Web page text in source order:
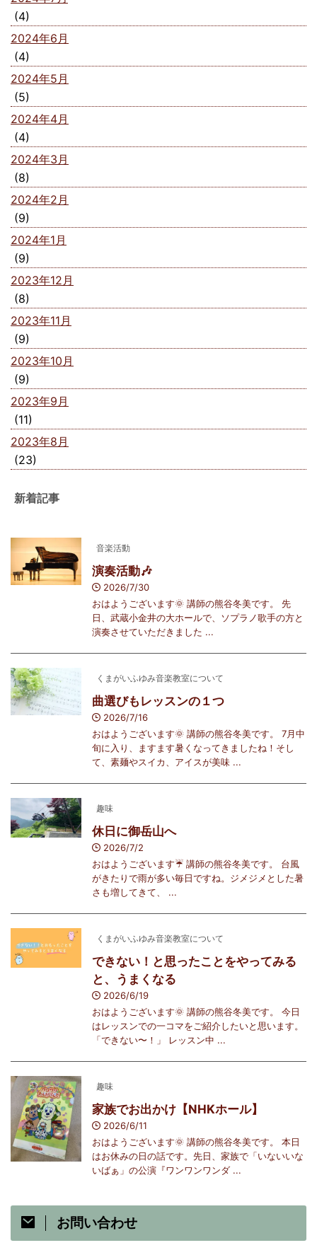
(4)
2024年6月
(4)
2024年5月
(5)
2024年4月
(4)
2024年3月
(8)
2024年2月
(9)
2024年1月
(9)
2023年12月
(8)
2023年11月
(9)
2023年10月
(9)
2023年9月
(11)
2023年8月
(23)
新着記事
音楽活動
演奏活動🎶
2026/7/30
おはようございます🌞 講師の熊谷冬美です。 先
日、武蔵小金井の大ホールで、ソプラノ歌手の方と
演奏させていただきました ...
くまがいふゆみ音楽教室について
曲選びもレッスンの１つ
2026/7/16
おはようございます🌞 講師の熊谷冬美です。 7月中
旬に入り、ますます暑くなってきましたね！そし
て、素麺やスイカ、アイスが美味 ...
趣味
休日に御岳山へ
2026/7/2
おはようございます☔️ 講師の熊谷冬美です。 台風
がきたりで雨が多い毎日ですね。ジメジメとした暑
さも増してきて、 ...
くまがいふゆみ音楽教室について
できない！と思ったことをやってみる
と、うまくなる
2026/6/19
おはようございます🌞 講師の熊谷冬美です。 今日
はレッスンでの一コマをご紹介したいと思います。
「できない〜！」 レッスン中 ...
趣味
家族でお出かけ【NHKホール】
2026/6/11
おはようございます🌞 講師の熊谷冬美です。 本日
はお休みの日の話です。先日、家族で「いないいな
いばぁ」の公演『ワンワンワンダ ...
お問い合わせ